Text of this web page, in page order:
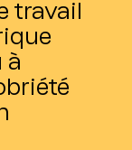
travail
à